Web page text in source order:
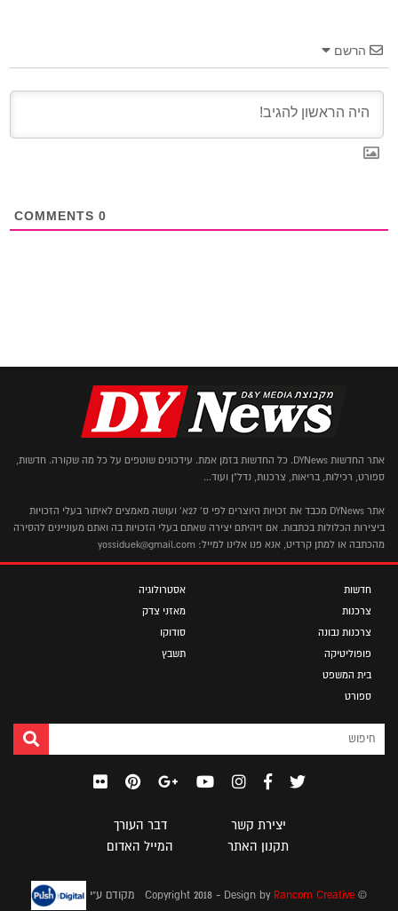
הרשם
0
אתר החדשות DYNews. כל החדשות בזמן אמת. עידכונים שוטפים על כל מה שקורה. חדשות,
ספורט, רכילות, בריאות, צרכנות, נדל"ן ועוד...
אתר DYNews מכבד את זכויות היוצרים לפי ס' 27א' ועושה מאמצים לאיתור בעלי הזכויות
ביצירות הכלולות בכתבות. אם זיהיתם יצירה שאתם בעלי הזכויות בה ואתם מעוניינים להסירה
מהכתבה או למתן קרדיט, אנא פנו אלינו למייל: yossiduek@gmail.com
חדשות
צרכנות
צרכנות נבונה
פופוליטיקה
בית המשפט
ספורט
אסטרולוגיה
מאזני צדק
סודוקו
תשבץ
יצירת קשר
דבר העורך
תקנון האתר
המייל האדום
© Copyright 2018 - Design by
Rancom Creative מקודם ע"י